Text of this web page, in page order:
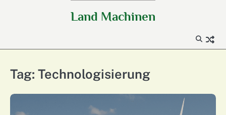
Land Machinen
Tag: Technologisierung